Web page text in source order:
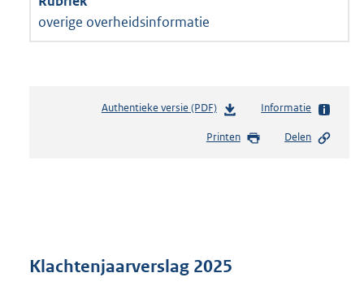
overige overheidsinformatie
Authentieke versie (PDF)b
s
r
Informatie
Printen Delen
Klachtenjaarverslag 2025